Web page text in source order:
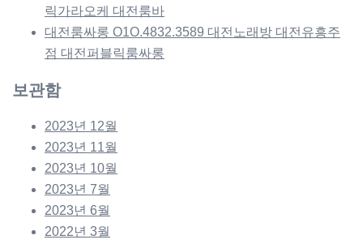
릭가라오케 대전룸바
대전룸싸롱 O1O.4832.3589 대전노래방 대전유흥주
점 대전퍼블릭룸싸롱
보관함
2023년 12월
2023년 11월
2023년 10월
2023년 7월
2023년 6월
2022년 3월